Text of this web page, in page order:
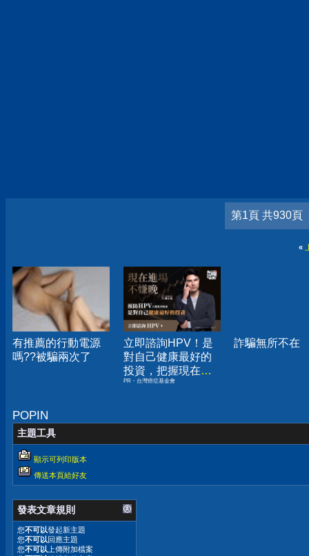
第1頁 共930頁
«
有推薦的行動電源
嗎??被騙兩次了
立即諮詢HPV！是
對自己健康最好的
投資，把握現在不
嫌晚！
PR・台灣癌症基金會
詐騙無所不在
POPIN
主題工具
顯示可列印版本
傳送本頁給好友
發表文章規則
您不可以發起新主題
您不可以回應主題
您不可以 上傳附加檔案